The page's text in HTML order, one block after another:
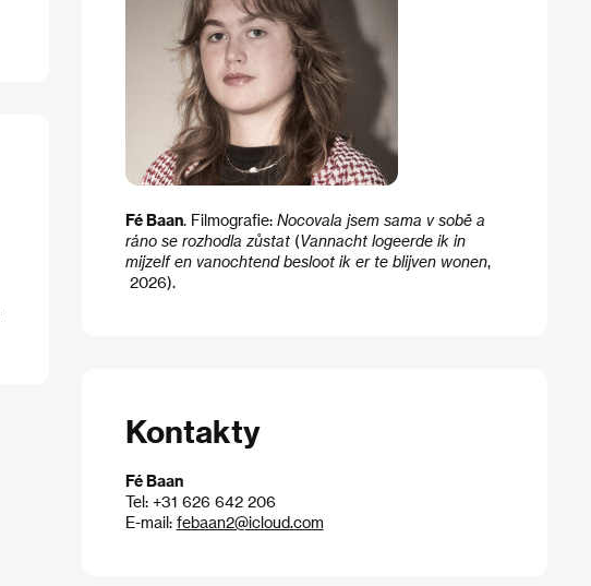
Fé Baan. Filmografie: Nocovala jsem sama v sobě a
ráno se rozhodla zůstat (Vannacht logeerde ik in
mijzelf en vanochtend besloot ik er te blijven wonen,​
2026).
Kontakty
Fé Baan
Tel: +31 626 642 206
E-mail: febaan2@icloud.com